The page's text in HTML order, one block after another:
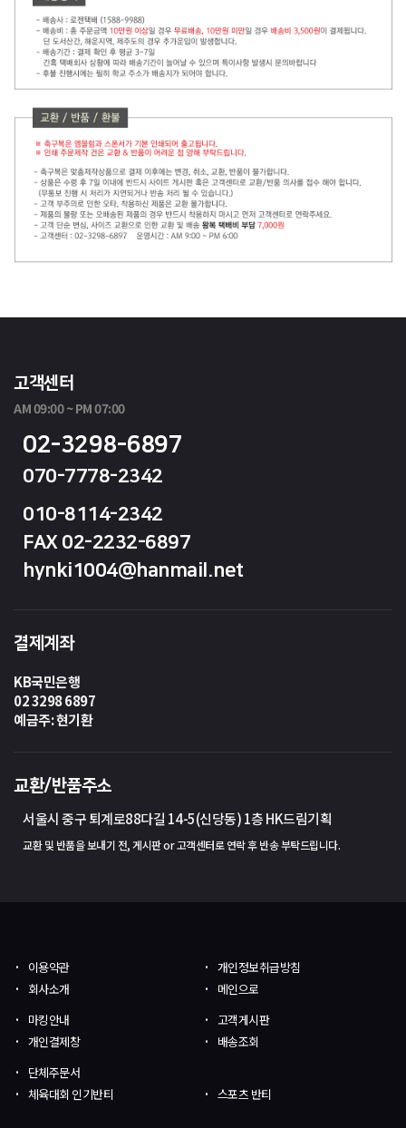
고객센터
AM 09:00 ~ PM 07:00
02-3298-6897
070-7778-2342
010-8114-2342
FAX 02-2232-6897
hynki1004@hanmail.net
결제계좌
KB국민은행
02 3298 6897
예금주: 현기환
교환/반품주소
서울시 중구 퇴계로88다길 14-5(신당동) 1층 HK드림기획
교환 및 반품을 보내기 전, 게시판 or 고객센터로 연락 후 반송 부탁드립니다.
이용약관
개인정보취급방침
회사소개
메인으로
마킹안내
고객게시판
개인결제창
배송조회
단체주문서
체육대회 인기반티
스포츠 반티